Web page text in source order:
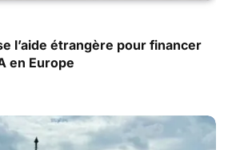
l’aide étrangère pour financer
en Europe